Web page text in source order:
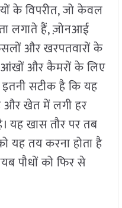
के विपरीत, जो केवल
लगाते हैं, ज़ोनआई
और खरपतवारों के
आंखों और कैमरों के लिए
सटीक है कि यह
खेत में लगी हर
यह खास तौर पर तब
यह तय करना होता है
पौधों को फिर से